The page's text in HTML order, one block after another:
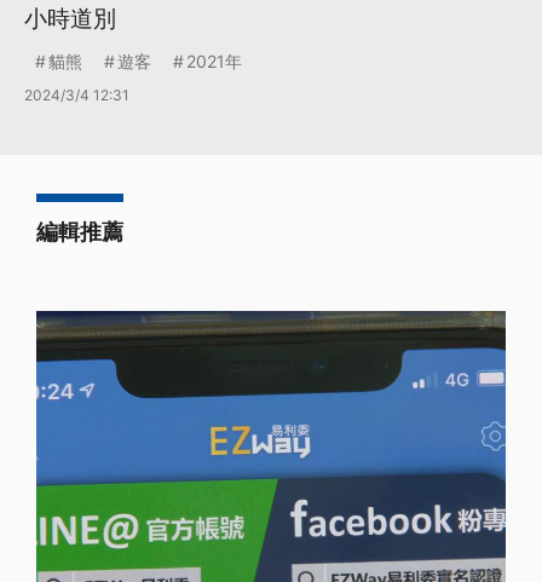
小時道別
貓熊 遊客 2021年
2024/3/4 12:31
編輯推薦